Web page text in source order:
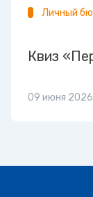
Личный
Квиз
09 июня 2026